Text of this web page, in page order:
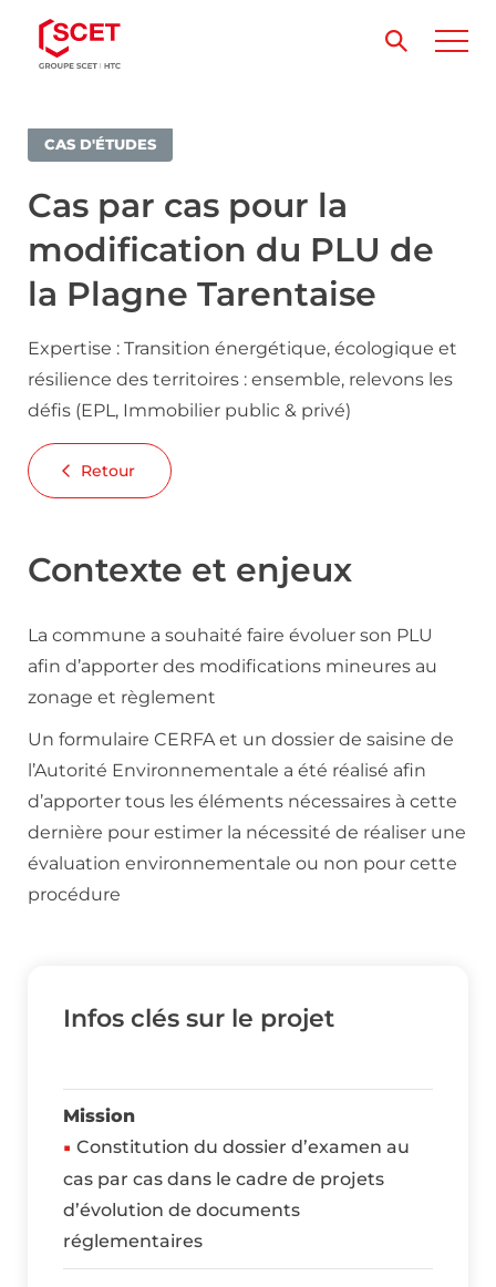
CAS D'ÉTUDES
Cas par cas pour la
modification du PLU de
la Plagne Tarentaise
Expertise : Transition énergétique, écologique et
résilience des territoires : ensemble, relevons les
défis (EPL, Immobilier public & privé)
Retour
Contexte et enjeux
La commune a souhaité faire évoluer son PLU
afin d’apporter des modifications mineures au
zonage et règlement
Un formulaire CERFA et un dossier de saisine de
l’Autorité Environnementale a été réalisé afin
d’apporter tous les éléments nécessaires à cette
dernière pour estimer la nécessité de réaliser une
évaluation environnementale ou non pour cette
procédure
Infos clés sur le projet
Mission
Constitution du dossier d’examen au
cas par cas dans le cadre de projets
d’évolution de documents
réglementaires